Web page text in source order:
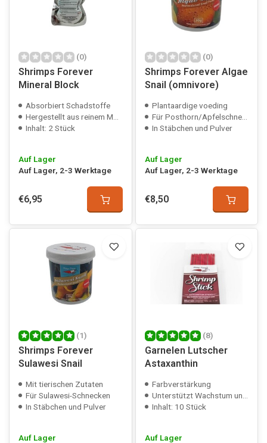
(0)
Shrimps Forever
Mineral Block
Absorbiert Schadstoffe
Hergestellt aus reinem Montmorillonit
Inhalt: 2 Stück
Auf Lager
Auf Lager, 2-3 Werktage
€6,95
(0)
Shrimps Forever Algae
Snail (omnivore)
Plantaardige voeding
Für Posthorn/Apfelschnecke/etc.
In Stäbchen und Pulver
Auf Lager
Auf Lager, 2-3 Werktage
€8,50
(1)
Shrimps Forever
Sulawesi Snail
Mit tierischen Zutaten
Für Sulawesi-Schnecken
In Stäbchen und Pulver
Auf Lager
(8)
Garnelen Lutscher
Astaxanthin
Farbverstärkung
Unterstützt Wachstum und Gesundheit
Inhalt: 10 Stück
Auf Lager